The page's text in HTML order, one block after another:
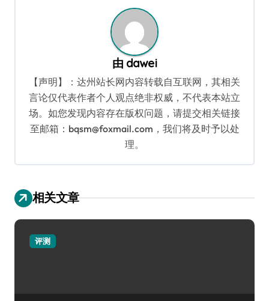
由 dawei
【声明】：达州站长网内容转载自互联网，其相关
言论仅代表作者个人观点绝非权威，不代表本站立
场。如您发现内容存在版权问题，请提交相关链接
至邮箱：bqsm@foxmail.com，我们将及时予以处
理。
相关文章
评测